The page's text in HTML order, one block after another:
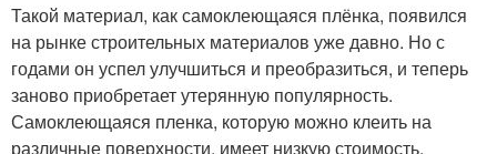
Такой материал, как самоклеющаяся плёнка, появился
на рынке строительных материалов уже давно. Но с
годами он успел улучшиться и преобразиться, и теперь
заново приобретает утерянную популярность.
Самоклеющаяся пленка, которую можно клеить на
различные поверхности, имеет низкую стоимость,